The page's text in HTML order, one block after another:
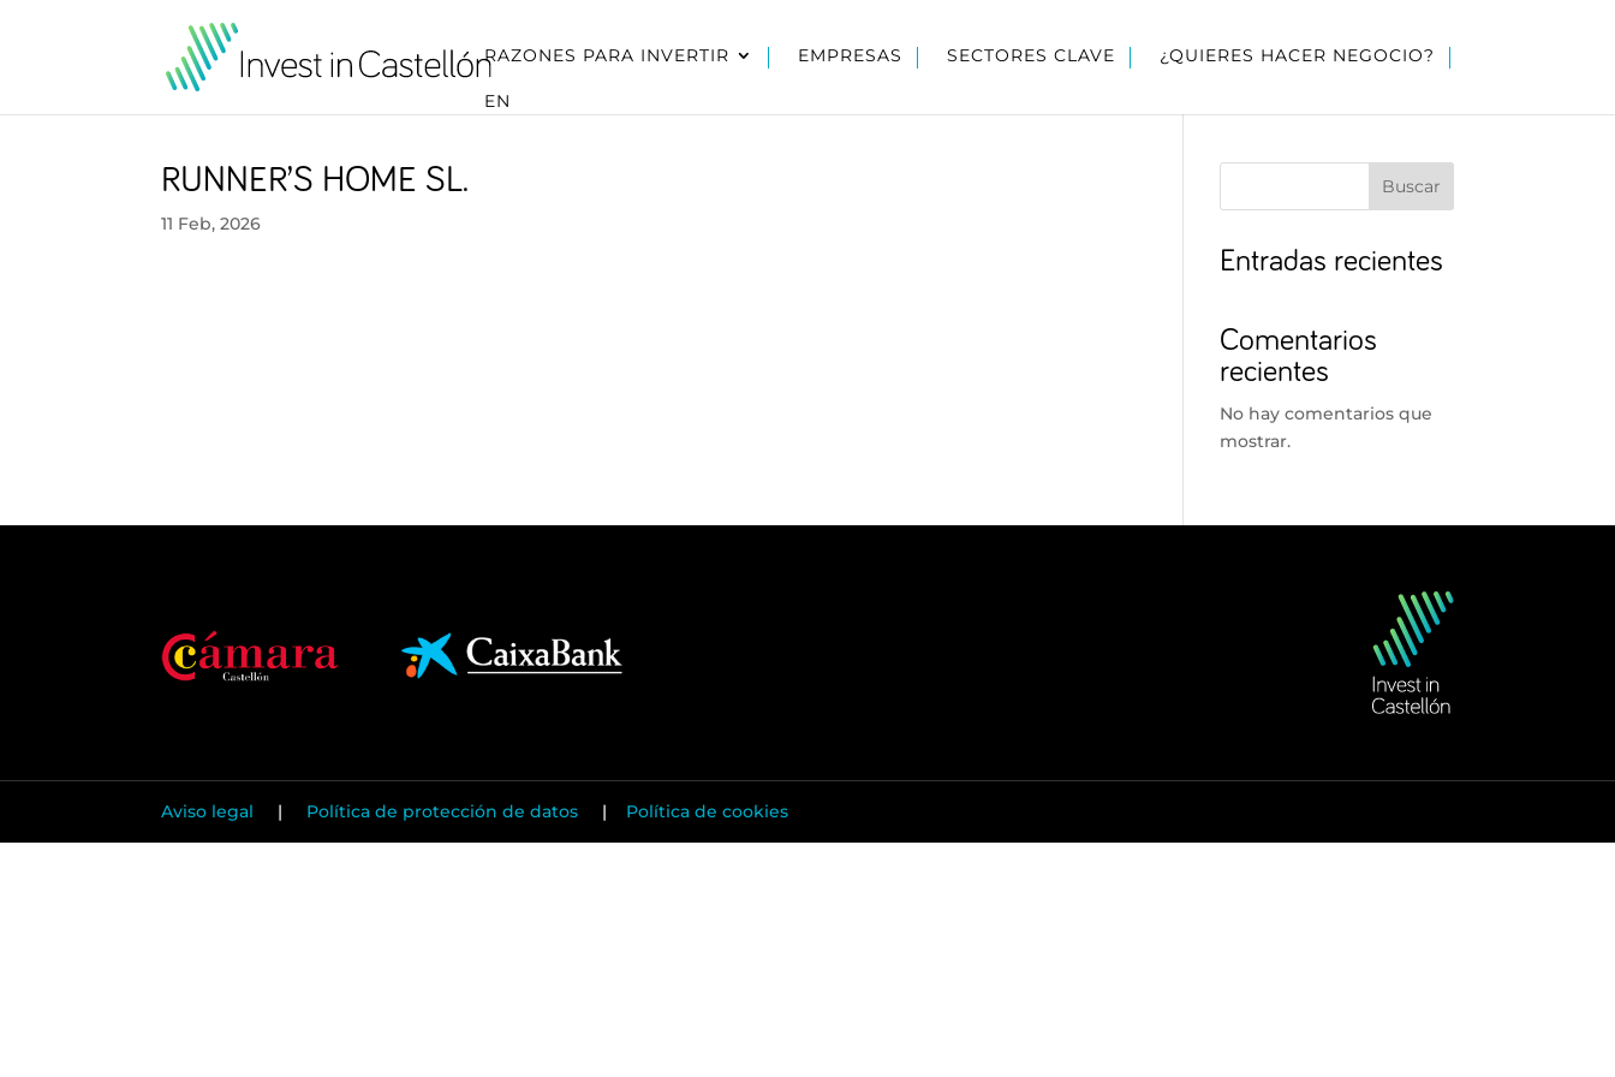
RAZONES PARA INVERTIR EMPRESAS SECTORES CLAVE ¿QUIERES HACER NEGOCIO?
EN
RUNNER’S HOME SL.
11 Feb, 2026
Buscar
Entradas recientes
Comentarios
recientes
No hay comentarios que
mostrar.
Aviso legal | Política de protección de datos | Política de cookies